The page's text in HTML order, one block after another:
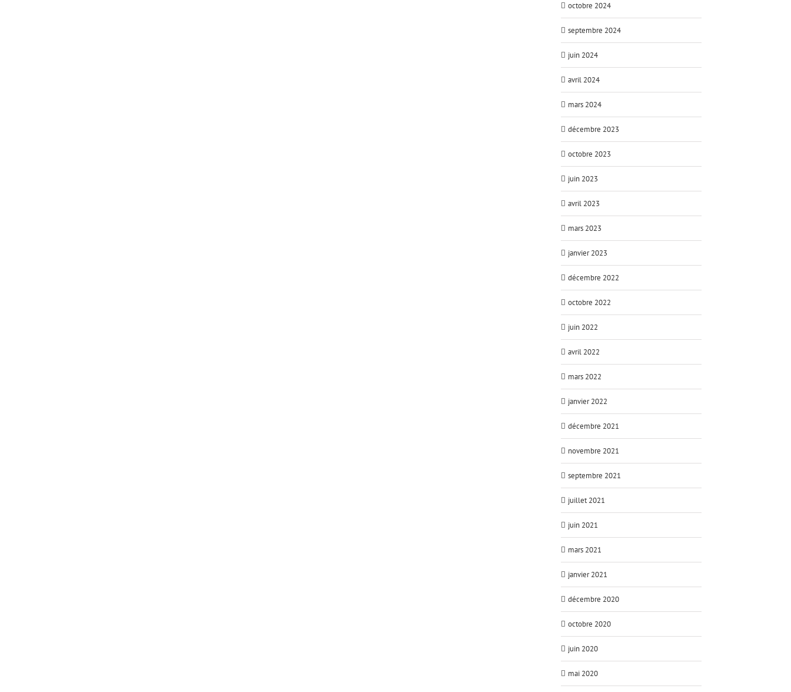
octobre 2024
septembre 2024
juin 2024
avril 2024
mars 2024
décembre 2023
octobre 2023
juin 2023
avril 2023
mars 2023
janvier 2023
décembre 2022
octobre 2022
juin 2022
avril 2022
mars 2022
janvier 2022
décembre 2021
novembre 2021
septembre 2021
juillet 2021
juin 2021
mars 2021
janvier 2021
décembre 2020
octobre 2020
juin 2020
mai 2020